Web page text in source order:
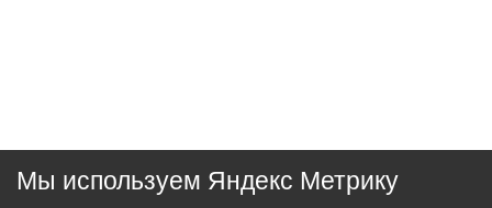
Мы используем Яндекс Метрику